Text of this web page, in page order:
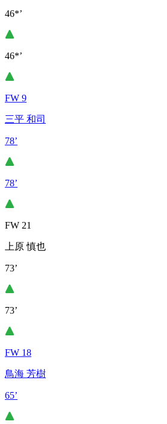
46*’
46*’
FW 9
三平 和司
78’
78’
FW 21
上原 慎也
73’
73’
FW 18
鳥海 芳樹
65’